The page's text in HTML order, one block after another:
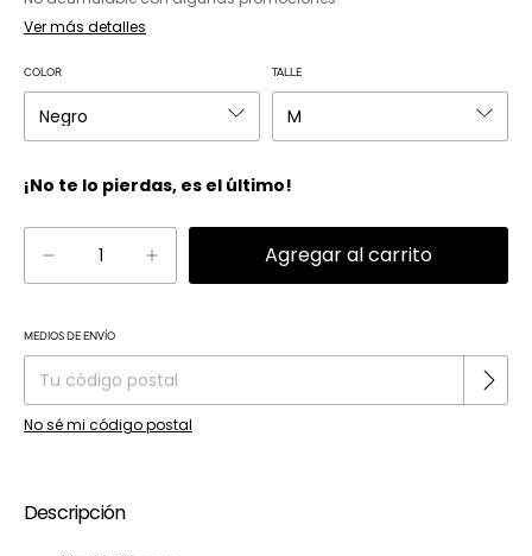
Ver más detalles
COLOR TALLE
¡No te lo pierdas, es el último!
Entregas para el CP:
MEDIOS DE ENVÍO
No sé mi código postal
Descripción